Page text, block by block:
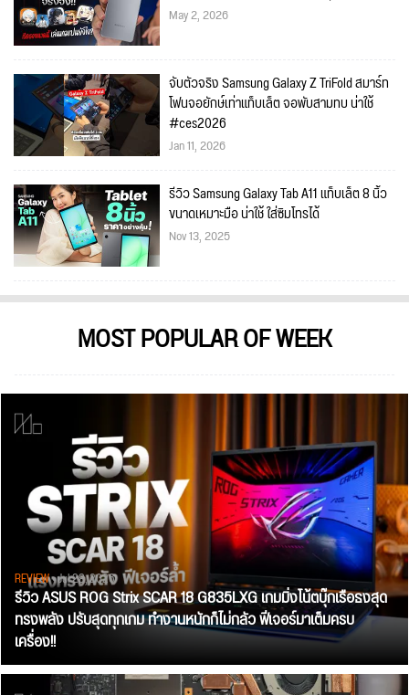
May 2, 2026
จับตัวจริง Samsung Galaxy Z TriFold สมาร์ท
โฟนจอยักษ์เท่าแท็บเล็ต จอพับสามทบ น่าใช้
#ces2026
Jan 11, 2026
รีวิว Samsung Galaxy Tab A11 แท็บเล็ต 8 นิ้ว
ขนาดเหมาะมือ น่าใช้ ใส่ซิมโทรได้
Nov 13, 2025
MOST POPULAR OF WEEK
REVIEW• Jul 28, 2026
รีวิว ASUS ROG Strix SCAR 18 G835LXG เกมมิ่งโน้ตบุ๊กเรือธงสุด
ทรงพลัง ปรับสุดทุกเกม ทำงานหนักก็ไม่กลัว ฟีเจอร์มาเต็มครบ
เครื่อง!!